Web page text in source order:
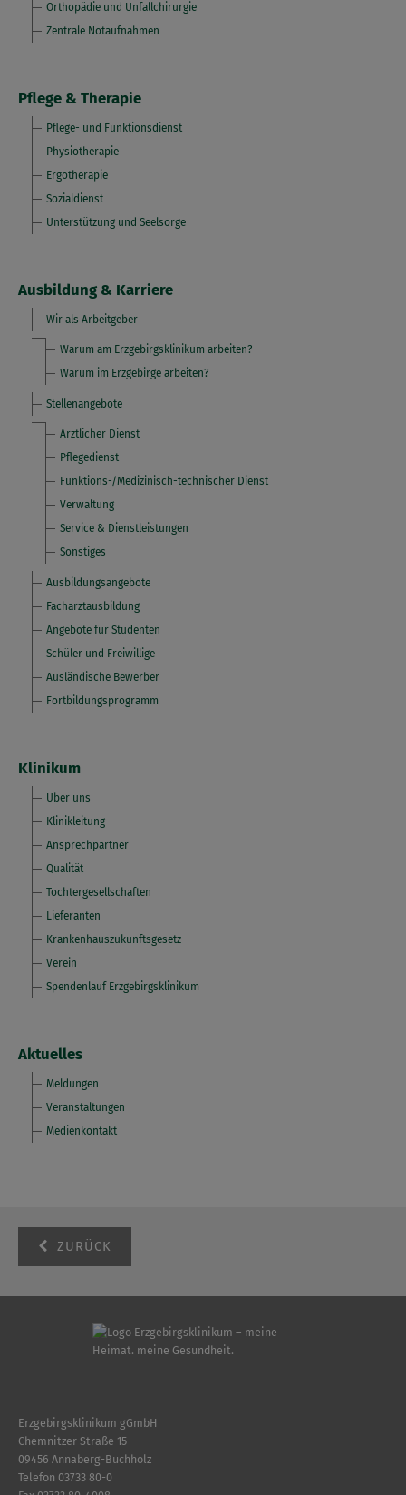
Orthopädie und Unfallchirurgie
Zentrale Notaufnahmen
Pflege & Therapie
Pflege- und Funktionsdienst
Physiotherapie
Ergotherapie
Sozialdienst
Unterstützung und Seelsorge
Ausbildung & Karriere
Wir als Arbeitgeber
Warum am Erzgebirgsklinikum arbeiten?
Warum im Erzgebirge arbeiten?
Stellenangebote
Ärztlicher Dienst
Pflegedienst
Funktions-/Medizinisch-technischer Dienst
Verwaltung
Service & Dienstleistungen
Sonstiges
Ausbildungsangebote
Facharztausbildung
Angebote für Studenten
Schüler und Freiwillige
Ausländische Bewerber
Fortbildungsprogramm
Klinikum
Über uns
Klinikleitung
Ansprechpartner
Qualität
Tochtergesellschaften
Lieferanten
Krankenhauszukunftsgesetz
Verein
Spendenlauf Erzgebirgsklinikum
Aktuelles
Meldungen
Veranstaltungen
Medienkontakt
ZURÜCK
Erzgebirgsklinikum gGmbH
Chemnitzer Straße 15
09456 Annaberg-Buchholz
Telefon 03733 80-0